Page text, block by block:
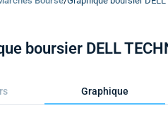
boursier DELL
Graphique